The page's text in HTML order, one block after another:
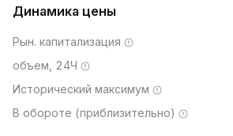
Динамика цены
Рын. капитализация
объем, 24Ч
Исторический максимум
В обороте (приблизительно)